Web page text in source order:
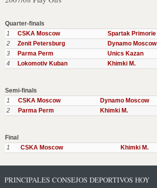
Quarter-finals
1
CSKA Moscow Spartak Primorie
2
Zenit Petersburg Dynamo Moscow
3
Parma Perm Unics Kazan
4
Lokomotiv Kuban Khimki M.
Semi-finals
1
CSKA Moscow Dynamo Moscow
2
Parma Perm Khimki M.
Final
1
CSKA Moscow Khimki M.
PRINCIPALES CONSEJOS DEPORTIVOS HOY